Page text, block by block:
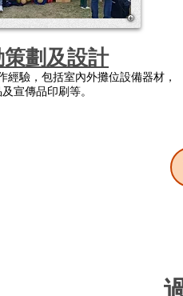
劃及設計
經驗，包括室內外攤位設備器材，
宣傳品印刷等。